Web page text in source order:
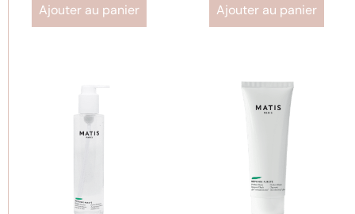
Ajouter au panier Ajouter au panier